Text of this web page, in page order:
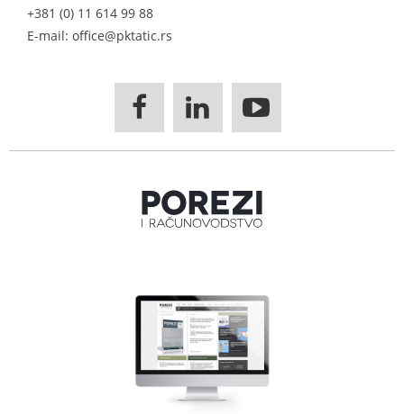
+381 (0) 11 614 99 88
E-mail: office@pktatic.rs
  